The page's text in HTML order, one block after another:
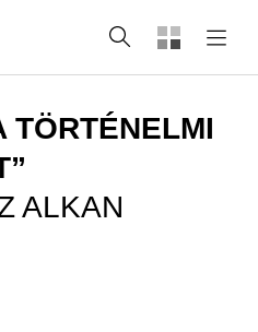
Keresés
TÖRTÉNELMI
ALKAN